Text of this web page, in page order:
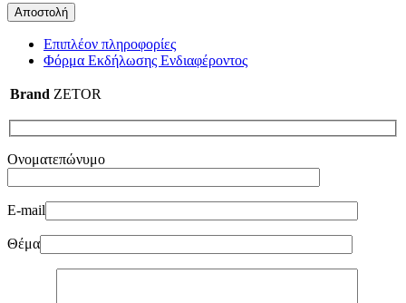
Επιπλέον πληροφορίες
Φόρμα Εκδήλωσης Ενδιαφέροντος
Brand ZETOR
Ονοματεπώνυμο
E-mail
Θέμα